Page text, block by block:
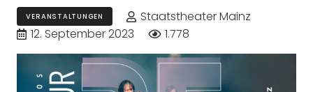
VERANSTALTUNGEN
Staatstheater Mainz
12. September 2023
1.778